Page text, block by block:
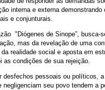
interna e externa
e conjunturais.
"Diógenes de Sinope”, busca-
mas da revelação de uma
realidade social e aposta em
condições de sua rejeição.
desfechos pessoais ou políticos,
seu povo tendem a